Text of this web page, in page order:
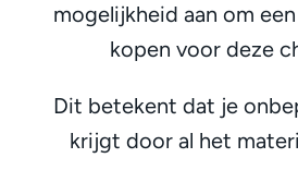
mogelijkheid aan om
kopen voor deze
Dit betekent dat je
krijgt door al het